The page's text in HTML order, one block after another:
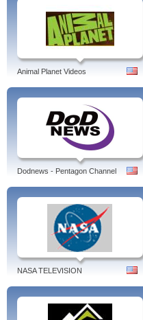
Animal Planet Videos
Dodnews - Pentagon Channel
NASA TELEVISION